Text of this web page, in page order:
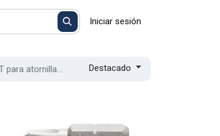
Iniciar sesión
Destacado